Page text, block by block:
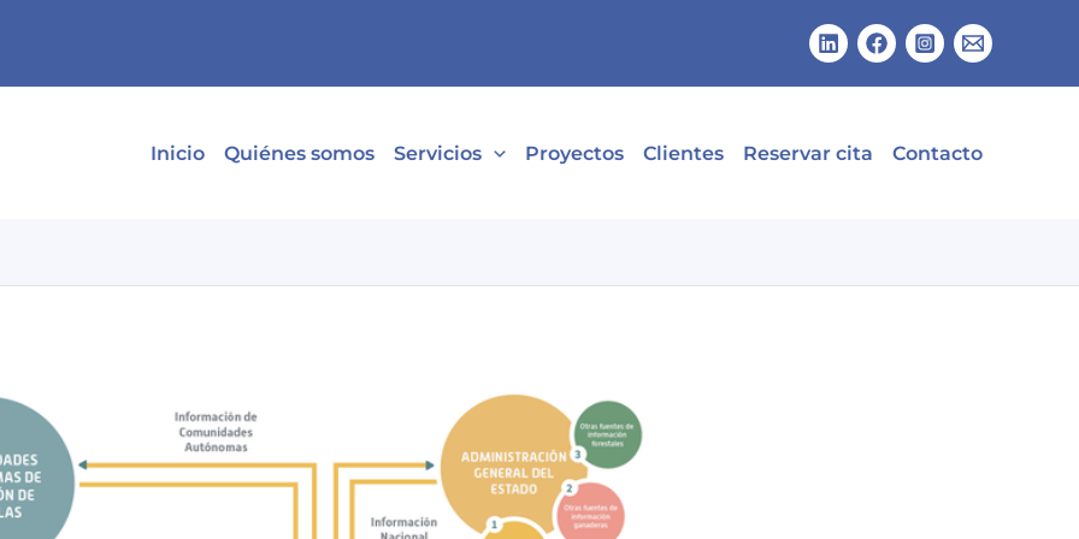
Inicio Quiénes somos Servicios Proyectos Clientes Reservar cita Contacto